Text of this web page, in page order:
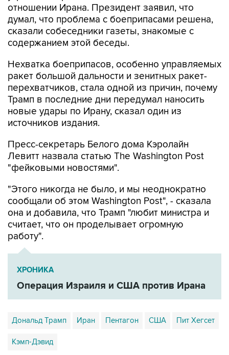
отношении Ирана. Президент заявил, что
думал, что проблема с боеприпасами решена,
сказали собеседники газеты, знакомые с
содержанием этой беседы.
Нехватка боеприпасов, особенно управляемых
ракет большой дальности и зенитных ракет-
перехватчиков, стала одной из причин, почему
Трамп в последние дни передумал наносить
новые удары по Ирану, сказал один из
источников издания.
Пресс-секретарь Белого дома Кэролайн
Левитт назвала статью The Washington Post
"фейковыми новостями".
"Этого никогда не было, и мы неоднократно
сообщали об этом Washington Post", - сказала
она и добавила, что Трамп "любит министра и
считает, что он проделывает огромную
работу".
ХРОНИКА
Операция Израиля и США против Ирана
Дональд Трамп Иран Пентагон США Пит Хегсет
Кэмп-Дэвид